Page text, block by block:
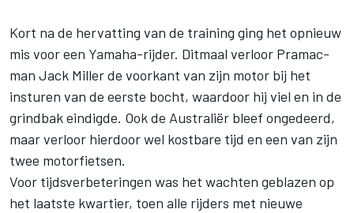
Kort na de hervatting van de training ging het opnieuw
mis voor een Yamaha-rijder. Ditmaal verloor Pramac-
man Jack Millerde voorkant van zijn motor bij het
insturen van de eerste bocht, waardoor hij viel en in de
grindbak eindigde. Ook de Australiër bleef ongedeerd,
maar verloor hierdoor wel kostbare tijd en een van zijn
twee motorfietsen.
Voor tijdsverbeteringen was het wachten geblazen op
het laatste kwartier, toen alle rijders met nieuwe